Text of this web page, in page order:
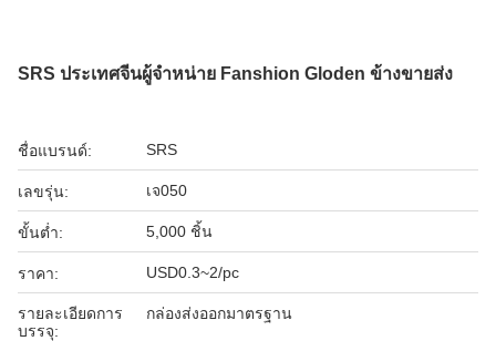
SRS ประเทศจีนผู้จําหน่าย Fanshion Gloden ข้างขายส่ง
ชื่อแบรนด์: SRS
เลขรุ่น: เจ050
ขั้นต่ำ: 5,000 ชิ้น
ราคา: USD0.3~2/pc
รายละเอียดการ
บรรจุ:
กล่องส่งออกมาตรฐาน